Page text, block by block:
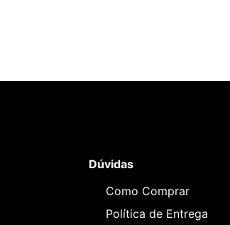
Dúvidas
Como Comprar
Política de Entrega